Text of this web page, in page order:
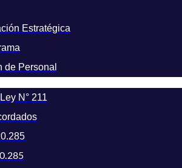
Estratégica
de Personal
N° 211